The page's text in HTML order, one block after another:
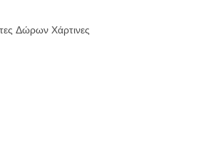
Δώρων Χάρτινες